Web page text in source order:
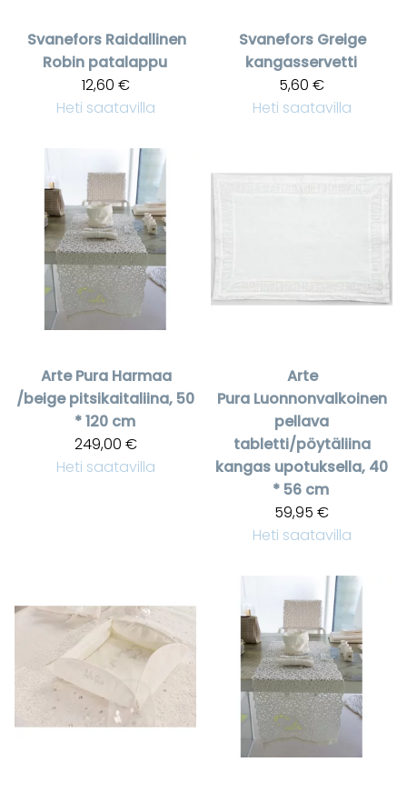
Svanefors Raidallinen
Robin patalappu
12,60 €
Heti saatavilla
Svanefors Greige
kangasservetti
5,60 €
Heti saatavilla
Arte Pura Harmaa
/beige pitsikaitaliina, 50
* 120 cm
249,00 €
Heti saatavilla
Arte
Pura Luonnonvalkoinen
pellava
tabletti/pöytäliina
kangas upotuksella, 40
* 56 cm
59,95 €
Heti saatavilla